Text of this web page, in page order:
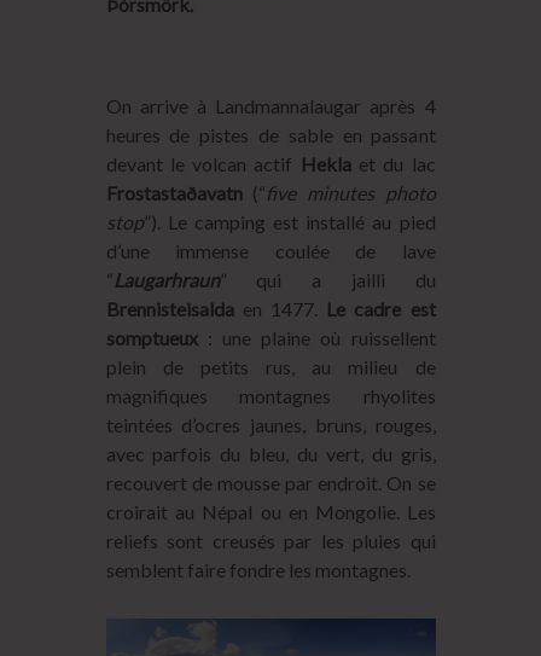
On arrive à Landmannalaugar après 4
heures de pistes de sable en passant
devant le volcan actif Heklaet du lac
Frostastaðavatn(“five minutes photo
stop”). Le camping est installé au pied
d’une immense coulée de lave
“Laugarhraun” qui a jailli du
Brennisteisaldaen 1477. Le cadre est
somptueux: une plaine où ruissellent
plein de petits rus, au milieu de
magnifiques montagnes rhyolites
teintées d’ocres jaunes, bruns, rouges,
avec parfois du bleu, du vert, du gris,
recouvert de mousse par endroit. On se
croirait au Népal ou en Mongolie. Les
reliefs sont creusés par les pluies qui
semblent faire fondre les montagnes.